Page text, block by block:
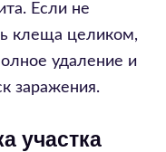
Если не
клеща целиком,
удаление и
заражения.
участка